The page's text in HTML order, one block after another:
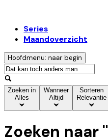
Series
Maandoverzicht
Hoofdmenu: naar begin
Zoeken in
Alles
Wanneer
Altijd
Sorteren
Relevantie
Zoeken naar "